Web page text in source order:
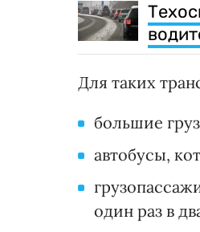
Для таких
большие
автобусы,
один раз в